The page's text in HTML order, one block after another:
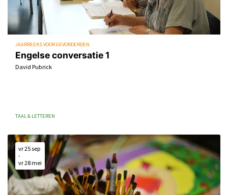
Engelse conversatie 1
David Pubrick
JAARREEKS VOOR GEVORDERDEN
TAAL & LETTEREN
vr 25 sep
-
vr 28 mei